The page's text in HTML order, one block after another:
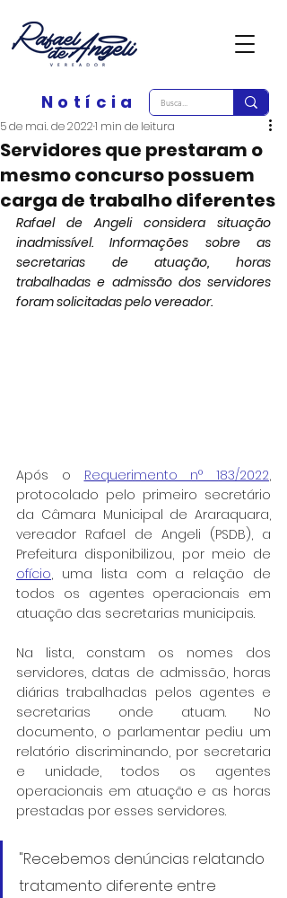
Notícia
Servidores que prestaram o
mesmo concurso possuem
carga de trabalho diferentes
5 de mai. de 20221 min de leitura
Rafael de Angeli considera situação
inadmissível. Informações sobre as
secretarias de atuação, horas
trabalhadas e admissão dos servidores
foram solicitadas pelo vereador.
Após o Requerimento n° 183/2022,
protocolado pelo primeiro secretário
da Câmara Municipal de Araraquara,
vereador Rafael de Angeli (PSDB), a
ofício, uma lista com a relação de
todos os agentes operacionais em
atuação das secretarias municipais.
Na lista, constam os nomes dos
servidores, datas de admissão, horas
diárias trabalhadas pelos agentes e
secretarias onde atuam. No
documento, o parlamentar pediu um
relatório discriminando, por secretaria
e unidade, todos os agentes
operacionais em atuação e as horas
prestadas por esses servidores.
"Recebemos denúncias relatando
tratamento diferente entre